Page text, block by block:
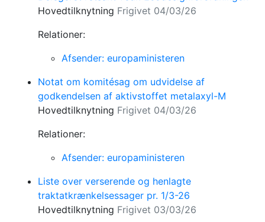
Hovedtilknytning Frigivet 04/03/26
Relationer:
Afsender: europaministeren
Notat om komitésag om udvidelse af
godkendelsen af aktivstoffet metalaxyl-M
Hovedtilknytning Frigivet 04/03/26
Relationer:
Afsender: europaministeren
Liste over verserende og henlagte
traktatkrænkelsessager pr. 1/3-26
Hovedtilknytning Frigivet 03/03/26